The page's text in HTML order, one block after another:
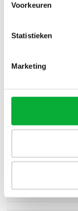
Voorkeuren
Statistieken
Marketing
Heemskerk
Hoofddorp
JoeMerino
Kerst Sinterklaas